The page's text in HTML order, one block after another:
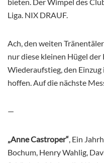
Liga. NIX DRAUF.
Ach, den weiten
nur diese kleinen Hügel
Wiederaufstieg, den Einzug
hoffen. Auf die nächste
—
„Anne Castroper“, Ein
Bochum, Henry Wahlig,